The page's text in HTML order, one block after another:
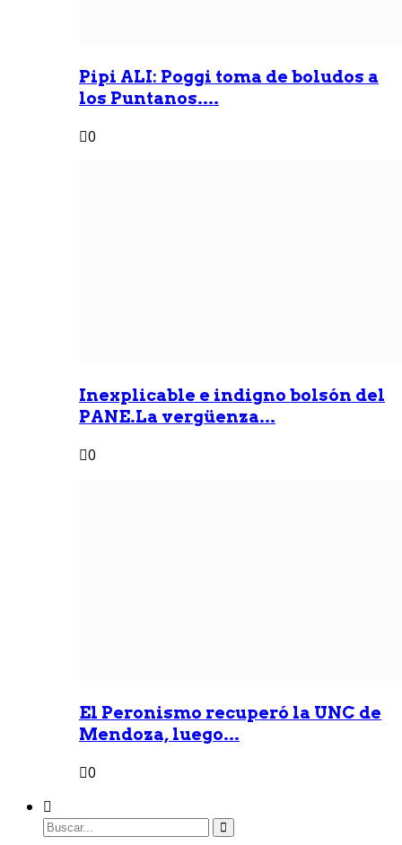
Pipi ALI: Poggi toma de boludos a
los Puntanos....
0
Inexplicable e indigno bolsón del
PANE.La vergüenza...
0
El Peronismo recuperó la UNC de
Mendoza, luego...
0